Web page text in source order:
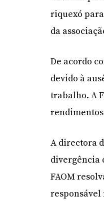
riquexó
da
De acordo
devido à
trabalho. A
A directora
divergência
FAOM